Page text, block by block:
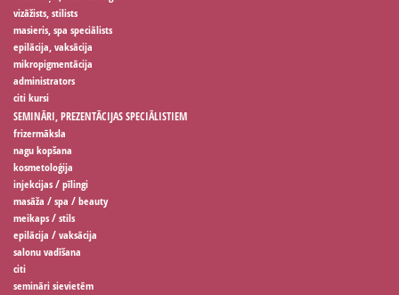
vizāžists, stilists
masieris, spa speciālists
epilācija, vaksācija
mikropigmentācija
administrators
citi kursi
SEMINĀRI, PREZENTĀCIJAS SPECIĀLISTIEM
frizermāksla
nagu kopšana
kosmetoloģija
injekcijas / pīlingi
masāža / spa / beauty
meikaps / stils
epilācija / vaksācija
salonu vadīšana
citi
semināri sievietēm